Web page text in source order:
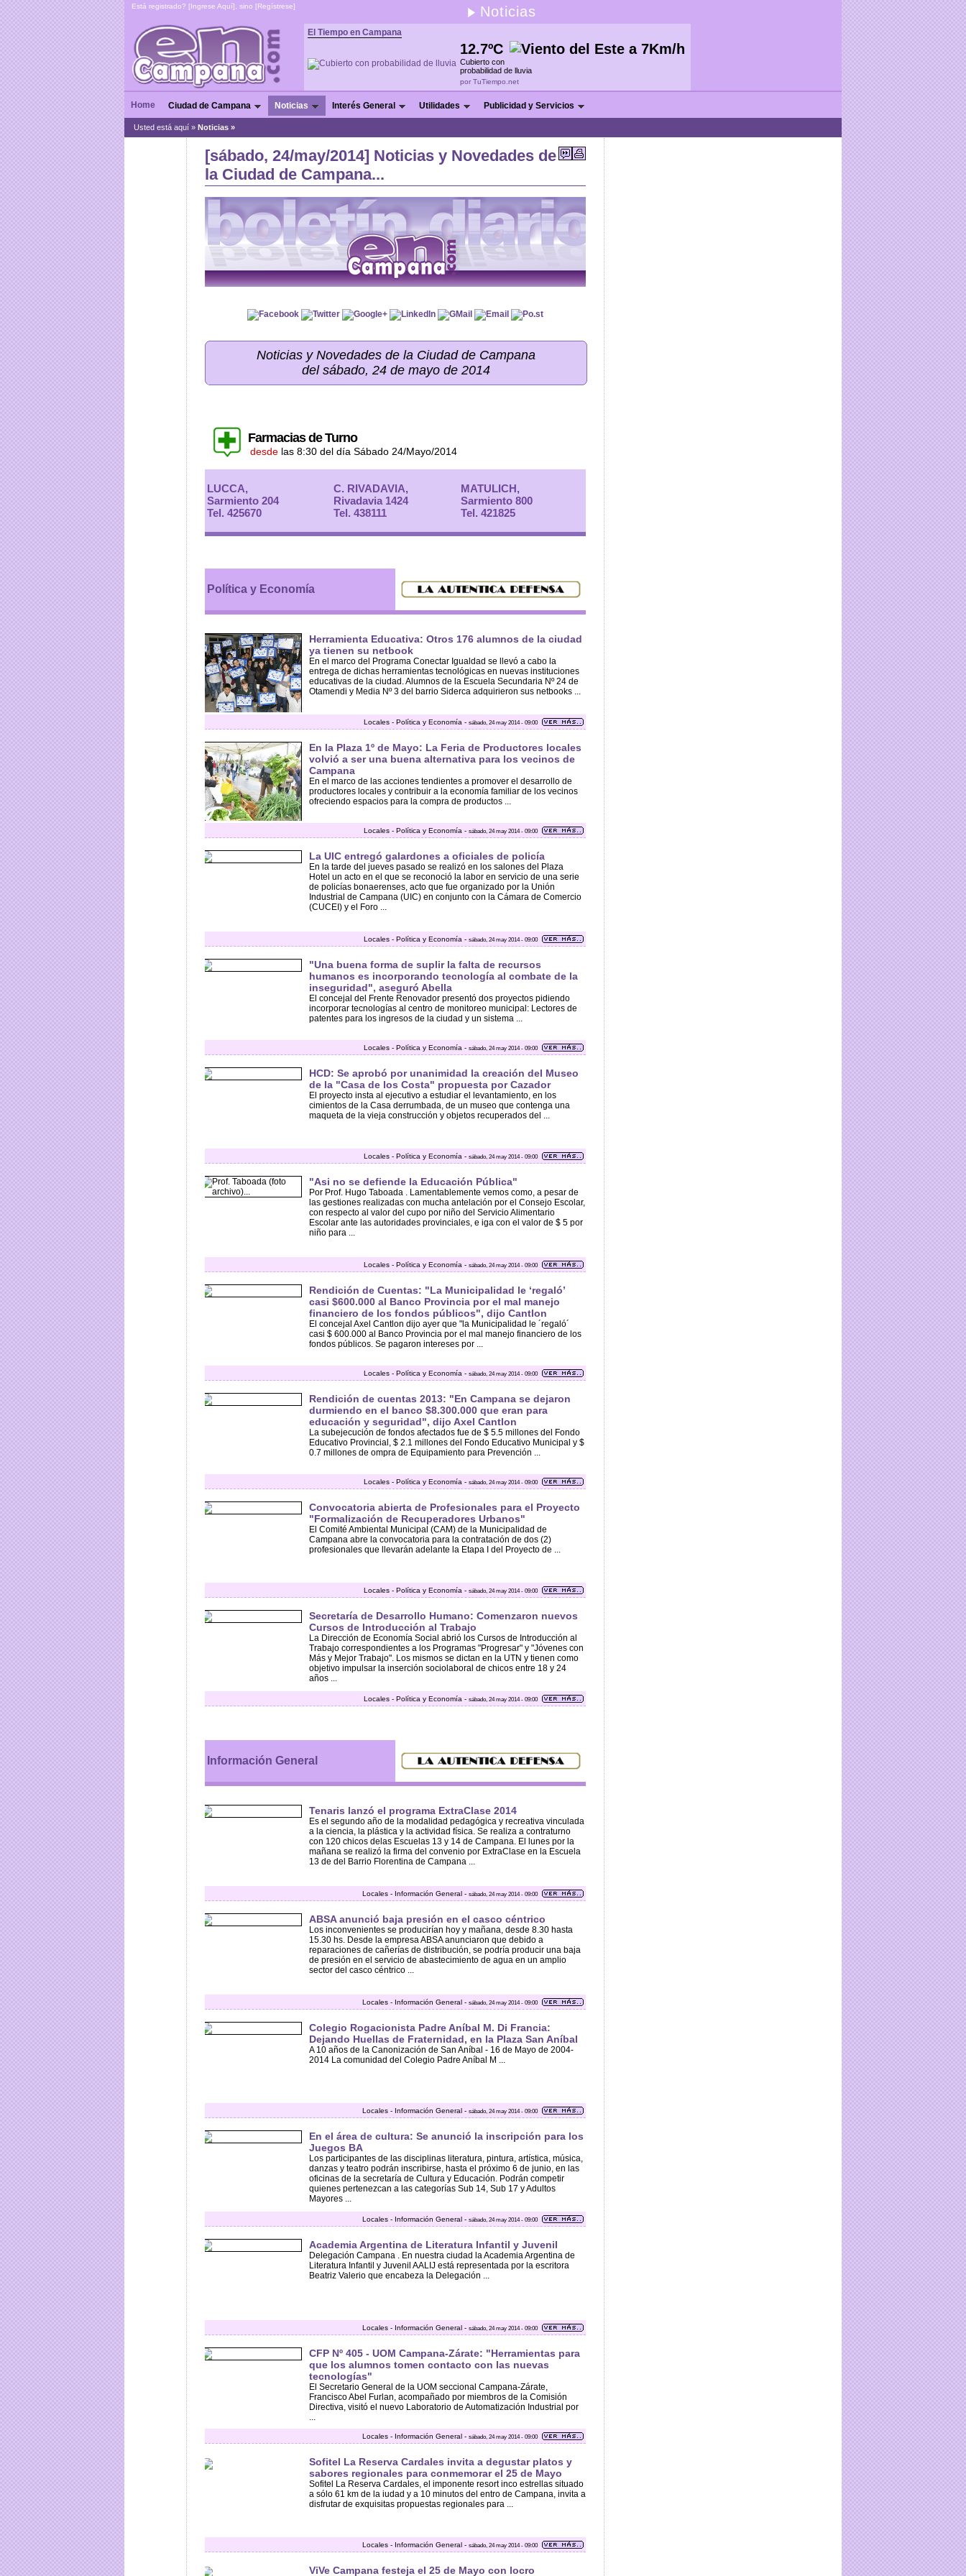
Está registrado? [Ingrese Aquí], sino [Regístrese] Noticias
El Tiempo en Campana
12.7ºC
Cubierto con
probabilidad de lluvia
por TuTiempo.net
Home Ciudad de Campana Noticias Interés General Utilidades Publicidad y Servicios
Usted está aquí » Noticias »
[sábado, 24/may/2014] Noticias y Novedades de
la Ciudad de Campana...
Noticias y Novedades de la Ciudad de Campana
del sábado, 24 de mayo de 2014
Farmacias de Turno
desde las 8:30 del día Sábado 24/Mayo/2014
LUCCA,
Sarmiento 204
Tel. 425670
C. RIVADAVIA,
Rivadavia 1424
Tel. 438111
MATULICH,
Sarmiento 800
Tel. 421825
Política y Economía
Herramienta Educativa: Otros 176 alumnos de la ciudad
ya tienen su netbook
En el marco del Programa Conectar Igualdad se llevó a cabo la
entrega de dichas herramientas tecnológicas en nuevas instituciones
educativas de la ciudad. Alumnos de la Escuela Secundaria Nº 24 de
Otamendi y Media Nº 3 del barrio Siderca adquirieron sus netbooks ...
Locales - Política y Economía - sábado, 24 may 2014 - 09:00
En la Plaza 1º de Mayo: La Feria de Productores locales
volvió a ser una buena alternativa para los vecinos de
Campana
En el marco de las acciones tendientes a promover el desarrollo de
productores locales y contribuir a la economía familiar de los vecinos
ofreciendo espacios para la compra de productos ...
Locales - Política y Economía - sábado, 24 may 2014 - 09:00
La UIC entregó galardones a oficiales de policía
En la tarde del jueves pasado se realizó en los salones del Plaza
Hotel un acto en el que se reconoció la labor en servicio de una serie
de policías bonaerenses, acto que fue organizado por la Unión
Industrial de Campana (UIC) en conjunto con la Cámara de Comercio
(CUCEI) y el Foro ...
Locales - Política y Economía - sábado, 24 may 2014 - 09:00
"Una buena forma de suplir la falta de recursos
humanos es incorporando tecnología al combate de la
inseguridad", aseguró Abella
El concejal del Frente Renovador presentó dos proyectos pidiendo
incorporar tecnologías al centro de monitoreo municipal: Lectores de
patentes para los ingresos de la ciudad y un sistema ...
Locales - Política y Economía - sábado, 24 may 2014 - 09:00
HCD: Se aprobó por unanimidad la creación del Museo
de la "Casa de los Costa" propuesta por Cazador
El proyecto insta al ejecutivo a estudiar el levantamiento, en los
cimientos de la Casa derrumbada, de un museo que contenga una
maqueta de la vieja construcción y objetos recuperados del ...
Locales - Política y Economía - sábado, 24 may 2014 - 09:00
"Asi no se defiende la Educación Pública"
Por Prof. Hugo Taboada . Lamentablemente vemos como, a pesar de
las gestiones realizadas con mucha antelación por el Consejo Escolar,
con respecto al valor del cupo por niño del Servicio Alimentario
Escolar ante las autoridades provinciales, e iga con el valor de $ 5 por
niño para ...
Locales - Política y Economía - sábado, 24 may 2014 - 09:00
Rendición de Cuentas: "La Municipalidad le ‘regaló’
casi $600.000 al Banco Provincia por el mal manejo
financiero de los fondos públicos", dijo Cantlon
El concejal Axel Cantlon dijo ayer que "la Municipalidad le ´regaló´
casi $ 600.000 al Banco Provincia por el mal manejo financiero de los
fondos públicos. Se pagaron intereses por ...
Locales - Política y Economía - sábado, 24 may 2014 - 09:00
Rendición de cuentas 2013: "En Campana se dejaron
durmiendo en el banco $8.300.000 que eran para
educación y seguridad", dijo Axel Cantlon
La subejecución de fondos afectados fue de $ 5.5 millones del Fondo
Educativo Provincial, $ 2.1 millones del Fondo Educativo Municipal y $
0.7 millones de ompra de Equipamiento para Prevención ...
Locales - Política y Economía - sábado, 24 may 2014 - 09:00
Convocatoria abierta de Profesionales para el Proyecto
"Formalización de Recuperadores Urbanos"
El Comité Ambiental Municipal (CAM) de la Municipalidad de
Campana abre la convocatoria para la contratación de dos (2)
profesionales que llevarán adelante la Etapa I del Proyecto de ...
Locales - Política y Economía - sábado, 24 may 2014 - 09:00
Secretaría de Desarrollo Humano: Comenzaron nuevos
Cursos de Introducción al Trabajo
La Dirección de Economía Social abrió los Cursos de Introducción al
Trabajo correspondientes a los Programas "Progresar" y "Jóvenes con
Más y Mejor Trabajo". Los mismos se dictan en la UTN y tienen como
objetivo impulsar la inserción sociolaboral de chicos entre 18 y 24
años ...
Locales - Política y Economía - sábado, 24 may 2014 - 09:00
Información General
Tenaris lanzó el programa ExtraClase 2014
Es el segundo año de la modalidad pedagógica y recreativa vinculada
a la ciencia, la plástica y la actividad física. Se realiza a contraturno
con 120 chicos delas Escuelas 13 y 14 de Campana. El lunes por la
mañana se realizó la firma del convenio por ExtraClase en la Escuela
13 de del Barrio Florentina de Campana ...
Locales - Información General - sábado, 24 may 2014 - 09:00
ABSA anunció baja presión en el casco céntrico
Los inconvenientes se producirían hoy y mañana, desde 8.30 hasta
15.30 hs. Desde la empresa ABSA anunciaron que debido a
reparaciones de cañerías de distribución, se podría producir una baja
de presión en el servicio de abastecimiento de agua en un amplio
sector del casco céntrico ...
Locales - Información General - sábado, 24 may 2014 - 09:00
Colegio Rogacionista Padre Aníbal M. Di Francia:
Dejando Huellas de Fraternidad, en la Plaza San Aníbal
A 10 años de la Canonización de San Aníbal - 16 de Mayo de 2004-
2014 La comunidad del Colegio Padre Aníbal M ...
Locales - Información General - sábado, 24 may 2014 - 09:00
En el área de cultura: Se anunció la inscripción para los
Juegos BA
Los participantes de las disciplinas literatura, pintura, artística, música,
danzas y teatro podrán inscribirse, hasta el próximo 6 de junio, en las
oficinas de la secretaría de Cultura y Educación. Podrán competir
quienes pertenezcan a las categorías Sub 14, Sub 17 y Adultos
Mayores ...
Locales - Información General - sábado, 24 may 2014 - 09:00
Academia Argentina de Literatura Infantil y Juvenil
Delegación Campana . En nuestra ciudad la Academia Argentina de
Literatura Infantil y Juvenil AALIJ está representada por la escritora
Beatriz Valerio que encabeza la Delegación ...
Locales - Información General - sábado, 24 may 2014 - 09:00
CFP Nº 405 - UOM Campana-Zárate: "Herramientas para
que los alumnos tomen contacto con las nuevas
tecnologías"
El Secretario General de la UOM seccional Campana-Zárate,
Francisco Abel Furlan, acompañado por miembros de la Comisión
Directiva, visitó el nuevo Laboratorio de Automatización Industrial por
...
Locales - Información General - sábado, 24 may 2014 - 09:00
Sofitel La Reserva Cardales invita a degustar platos y
sabores regionales para conmemorar el 25 de Mayo
Sofitel La Reserva Cardales, el imponente resort inco estrellas situado
a sólo 61 km de la iudad y a 10 minutos del entro de Campana, invita a
disfrutar de exquisitas propuestas regionales para ...
Locales - Información General - sábado, 24 may 2014 - 09:00
ViVe Campana festeja el 25 de Mayo con locro